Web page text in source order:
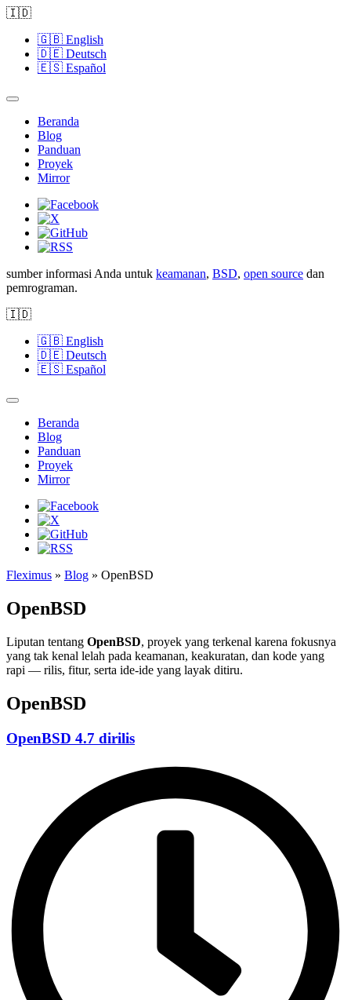
🇮🇩
🇬🇧 English
🇩🇪 Deutsch
🇪🇸 Español
Beranda
Blog
Panduan
Proyek
Mirror
sumber informasi Anda untuk keamanan, BSD, open source dan
pemrograman.
🇮🇩
🇬🇧 English
🇩🇪 Deutsch
🇪🇸 Español
Beranda
Blog
Panduan
Proyek
Mirror
Fleximus » Blog » OpenBSD
OpenBSD
Liputan tentang OpenBSD, proyek yang terkenal karena fokusnya
yang tak kenal lelah pada keamanan, keakuratan, dan kode yang
rapi — rilis, fitur, serta ide-ide yang layak ditiru.
OpenBSD
OpenBSD 4.7 dirilis